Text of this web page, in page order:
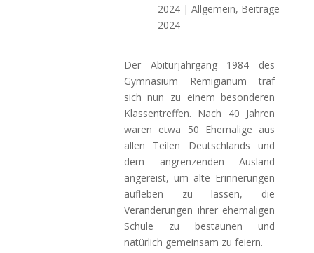
2024 | Allgemein, Beiträge
2024
Der Abiturjahrgang 1984 des
Gymnasium Remigianum traf
sich nun zu einem besonderen
Klassentreffen. Nach 40 Jahren
waren etwa 50 Ehemalige aus
allen Teilen Deutschlands und
dem angrenzenden Ausland
angereist, um alte Erinnerungen
aufleben zu lassen, die
Veränderungen ihrer ehemaligen
Schule zu bestaunen und
natürlich gemeinsam zu feiern.